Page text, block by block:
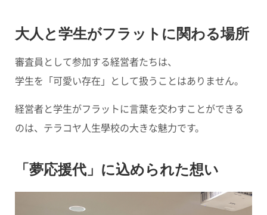
大人と学生がフラットに関わる場所
審査員として参加する経営者たちは、
学生を「可愛い存在」として扱うことはありません。
経営者と学生がフラットに言葉を交わすことができる
のは、テラコヤ人生學校の大きな魅力です。
「夢応援代」に込められた想い